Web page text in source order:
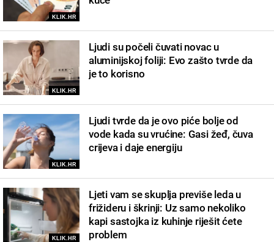
KLIK.HR
KLIK.HR
Ljudi su počeli čuvati novac u
aluminijskoj foliji: Evo zašto tvrde da
je to korisno
KLIK.HR
Ljudi tvrde da je ovo piće bolje od
vode kada su vrućine: Gasi žeđ, čuva
crijeva i daje energiju
KLIK.HR
Ljeti vam se skuplja previše leda u
frižideru i škrinji: Uz samo nekoliko
kapi sastojka iz kuhinje riješit ćete
problem